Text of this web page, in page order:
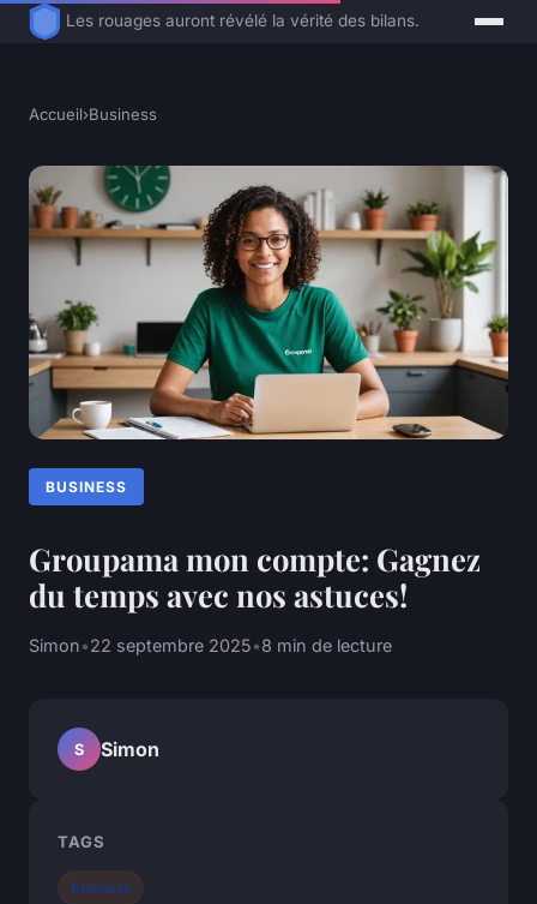
Les rouages auront révélé la vérité des bilans.
Accueil›Business
BUSINESS
Groupama mon compte: Gagnez
du temps avec nos astuces!
Simon•22 septembre 2025•8 min de lecture
S Simon
TAGS
Business